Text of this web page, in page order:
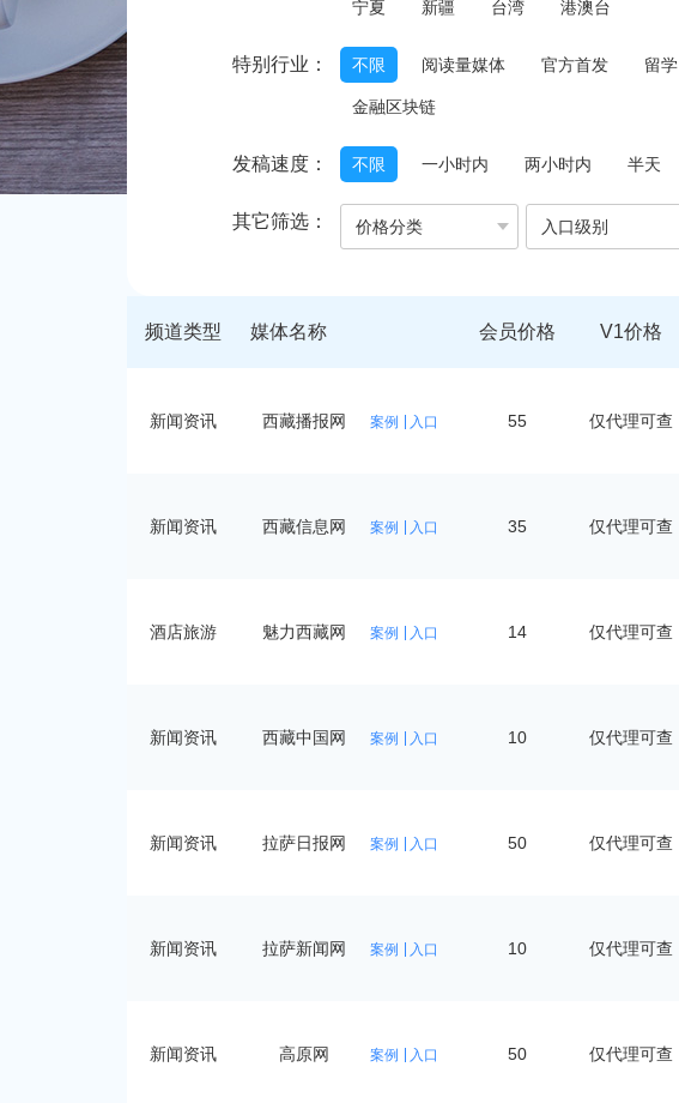
宁夏 新疆 台湾 港澳台
特别行业： 不限 阅读量媒体 官方首发 留学
金融区块链
发稿速度： 不限 一小时内 两小时内 半天
其它筛选： 价格分类 入口级别
频道类型 媒体名称 会员价格 V1价格
新闻资讯 西藏播报网 案例 入口 55 仅代理可查
新闻资讯 西藏信息网 案例 入口 35 仅代理可查
酒店旅游 魅力西藏网 案例 入口 14 仅代理可查
新闻资讯 西藏中国网 案例 入口 10 仅代理可查
新闻资讯 拉萨日报网 案例 入口 50 仅代理可查
新闻资讯 拉萨新闻网 案例 入口 10 仅代理可查
新闻资讯 高原网 案例 入口 50 仅代理可查